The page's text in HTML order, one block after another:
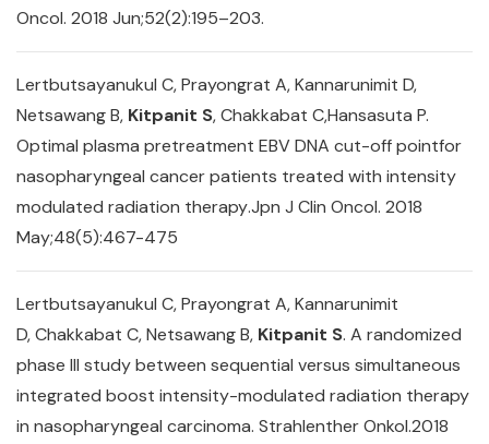
Oncol. 2018 Jun;52(2):195–203.
Lertbutsayanukul C, Prayongrat A, Kannarunimit D,
Netsawang B, Kitpanit S, Chakkabat C,Hansasuta P.
Optimal plasma pretreatment EBV DNA cut-off pointfor
nasopharyngeal cancer patients treated with intensity
modulated radiation therapy.Jpn J Clin Oncol. 2018
May;48(5):467-475
Lertbutsayanukul C, Prayongrat A, Kannarunimit
D, Chakkabat C, Netsawang B, Kitpanit S. A randomized
phase III study between sequential versus simultaneous
integrated boost intensity-modulated radiation therapy
in nasopharyngeal carcinoma. Strahlenther Onkol.2018